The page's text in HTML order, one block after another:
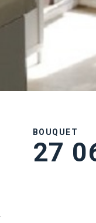
BOUQUET
27